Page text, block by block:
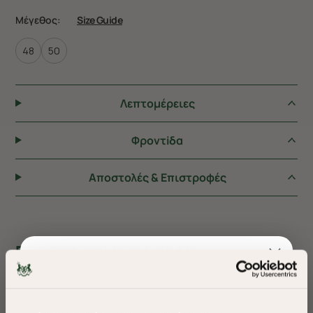
Μέγεθος: Size Guide
48 50
Λεπτομέρειες
Φροντiδα
Αποστολές & Επιστροφές
ΠΡΟΤΕΙΝΟΥΜΕ ΓΙΑ ΕΣΑΣ